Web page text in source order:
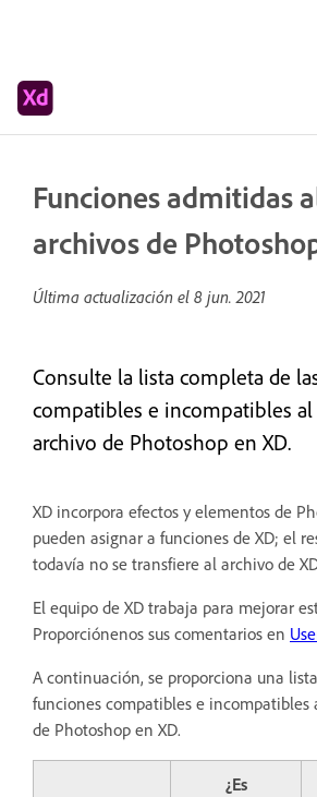
Funciones admitidas
archivos de
Última actualización el 8 jun. 2021
Consulte la lista completa de
compatibles e incompatibles
archivo de Photoshop en XD.
XD incorpora efectos y elementos de
pueden asignar a funciones de XD; el
todavía no se transfiere al archivo de
El equipo de XD trabaja para mejorar
Proporciónenos sus comentarios en
A continuación, se proporciona una
funciones compatibles e incompatibles
de Photoshop en XD.
¿Es